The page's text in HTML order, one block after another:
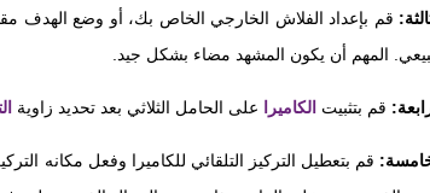
قم بإعداد الفلاش الخارجي الخاص بك، أو وضع الهدف
المهم أن يكون المشهد مضاء بشكل جيد.
قم بتثبيت الكاميرا على الحامل الثلاثي بعد تحديد زاوية
قم بتعطيل التركيز التلقائي للكاميرا وفعل مكانه